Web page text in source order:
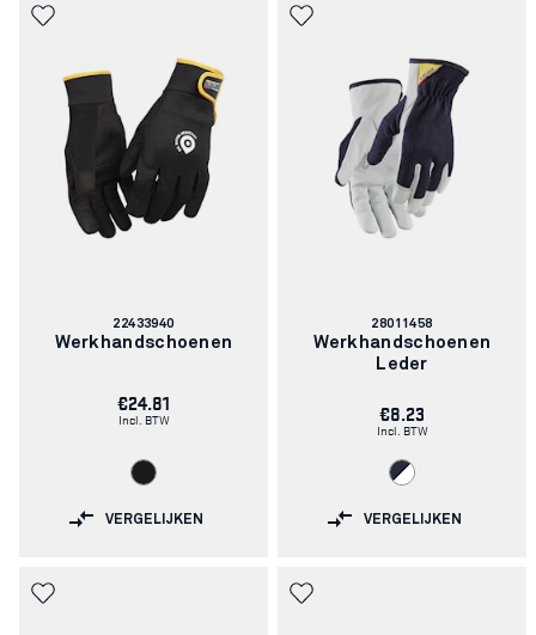
Artikelnummer:
22433940
Werkhandschoenen
€24.81
Incl. BTW
VERGELIJKEN
Artikelnummer:
28011458
Werkhandschoenen
Leder
€8.23
Incl. BTW
VERGELIJKEN